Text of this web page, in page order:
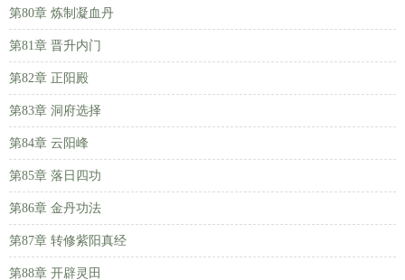
第80章 炼制凝血丹
第81章 晋升内门
第82章 正阳殿
第83章 洞府选择
第84章 云阳峰
第85章 落日四功
第86章 金丹功法
第87章 转修紫阳真经
第88章 开辟灵田